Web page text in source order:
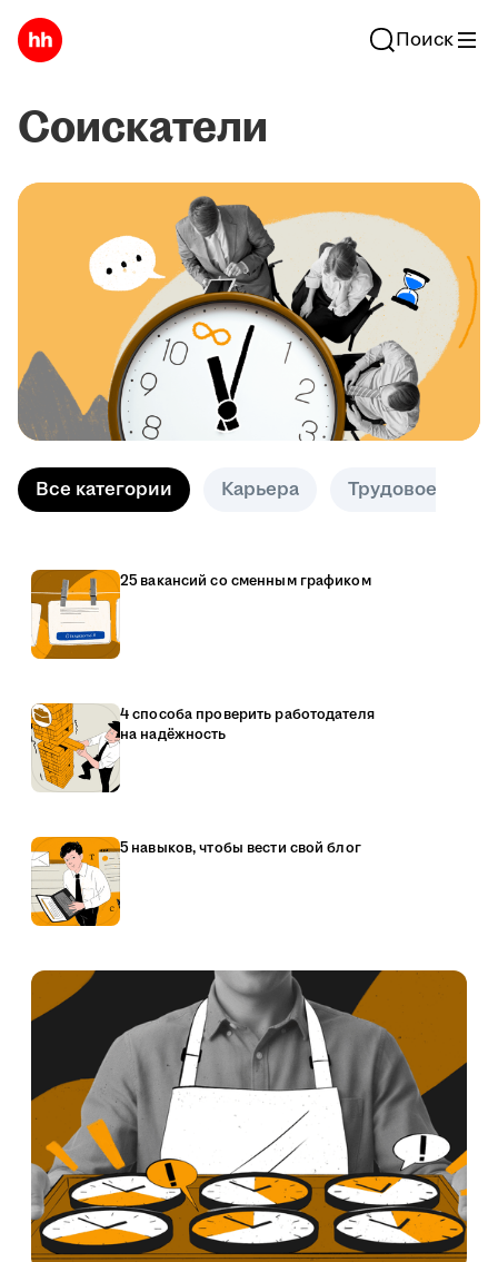
Поиск
Соискатели
Все категории Карьера Трудовое право
25 вакансий со сменным графиком
4 способа проверить работодателя
на надёжность
5 навыков, чтобы вести свой блог